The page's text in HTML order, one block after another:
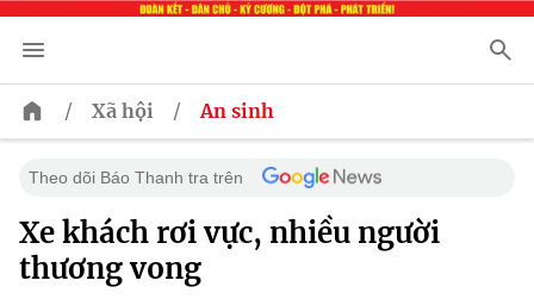
/ Xã hội / An sinh
Theo dõi Báo Thanh tra trên
Xe khách rơi vực, nhiều người
thương vong